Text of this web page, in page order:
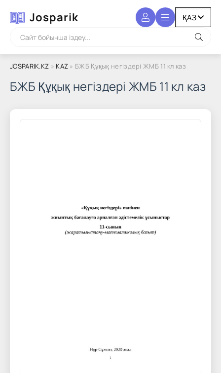
Josparik
JOSPARIK.KZ » KAZ » БЖБ Құқық негіздері ЖМБ 11 кл каз
БЖБ Құқық негіздері ЖМБ 11 кл каз